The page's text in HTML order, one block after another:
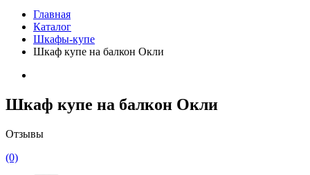
Главная
Каталог
Шкафы-купе
Шкаф купе на балкон Окли
Шкаф купе на балкон Окли
Отзывы
(0)